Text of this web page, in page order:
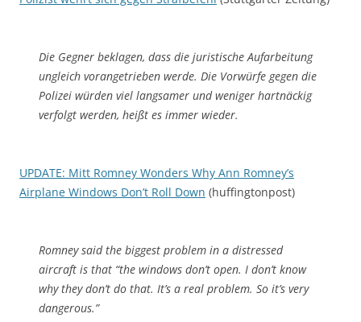
Die Gegner beklagen, dass die juristische Aufarbeitung
ungleich vorangetrieben werde. Die Vorwürfe gegen die
Polizei würden viel langsamer und weniger hartnäckig
verfolgt werden, heißt es immer wieder.
UPDATE: Mitt Romney Wonders Why Ann Romney’s
Airplane Windows Don’t Roll Down (huffingtonpost)
Romney said the biggest problem in a distressed
aircraft is that “the windows don’t open. I don’t know
why they don’t do that. It’s a real problem. So it’s very
dangerous.”